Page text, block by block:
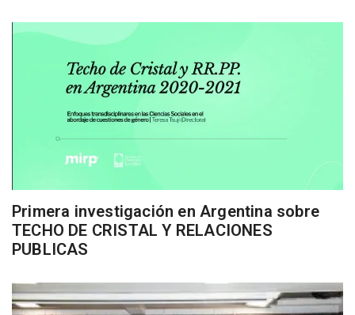
Primera investigación en Argentina sobre
TECHO DE CRISTAL Y RELACIONES
PUBLICAS